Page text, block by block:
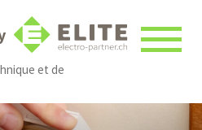
et de